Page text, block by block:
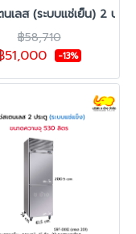
มบาน รุ่น SRC-0612G
เลส (ระบบแช่เย็น) 2 ประ
฿58,710
51,000 -13%